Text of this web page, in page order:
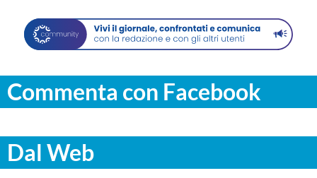
Commenta con Facebook
Dal Web